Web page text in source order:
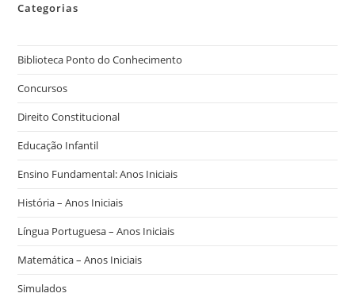
Categorias
Biblioteca Ponto do Conhecimento
Concursos
Direito Constitucional
Educação Infantil
Ensino Fundamental: Anos Iniciais
História – Anos Iniciais
Língua Portuguesa – Anos Iniciais
Matemática – Anos Iniciais
Simulados